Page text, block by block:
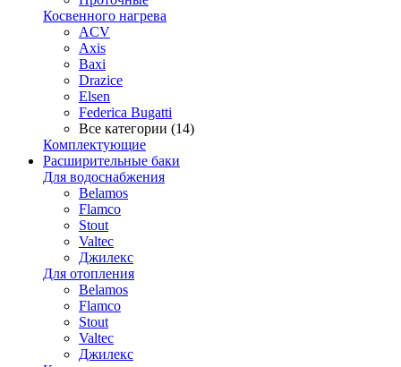
Косвенного нагрева
ACV
Axis
Baxi
Drazice
Elsen
Federica Bugatti
Все категории (14)
Комплектующие
Расширительные баки
Для водоснабжения
Belamos
Flamco
Stout
Valtec
Джилекс
Для отопления
Belamos
Flamco
Stout
Valtec
Джилекс